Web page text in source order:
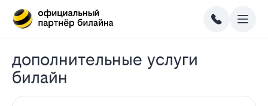
дополнительные услуги
билайн